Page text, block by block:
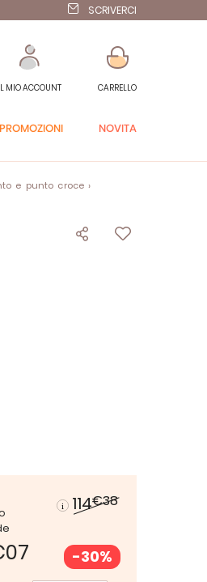
SCRIVERCI
MIO ACCOUNT CARRELLO
PROMOZIONI NOVITÀ
e punto croce
114€38
-30%